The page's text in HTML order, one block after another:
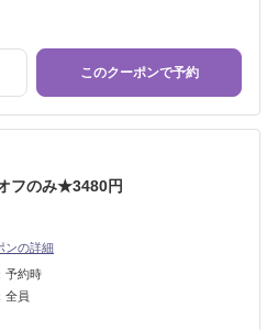
このクーポンで予約
フのみ★3480円
ンの詳細
予約時
全員